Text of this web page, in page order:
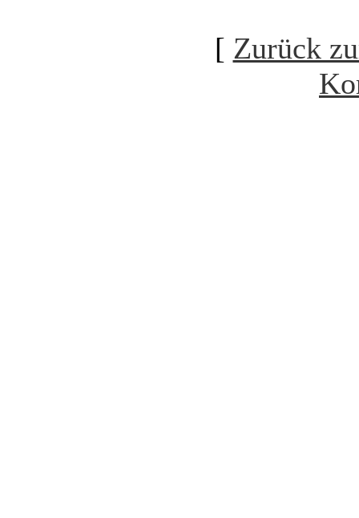
[ Zurück